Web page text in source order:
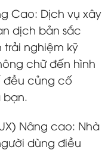
Cao: Dịch vụ xây
dịch bản sắc
nghiệm kỹ
chữ đến hình
đều củng cố
Nâng cao: Nhà
dùng điều